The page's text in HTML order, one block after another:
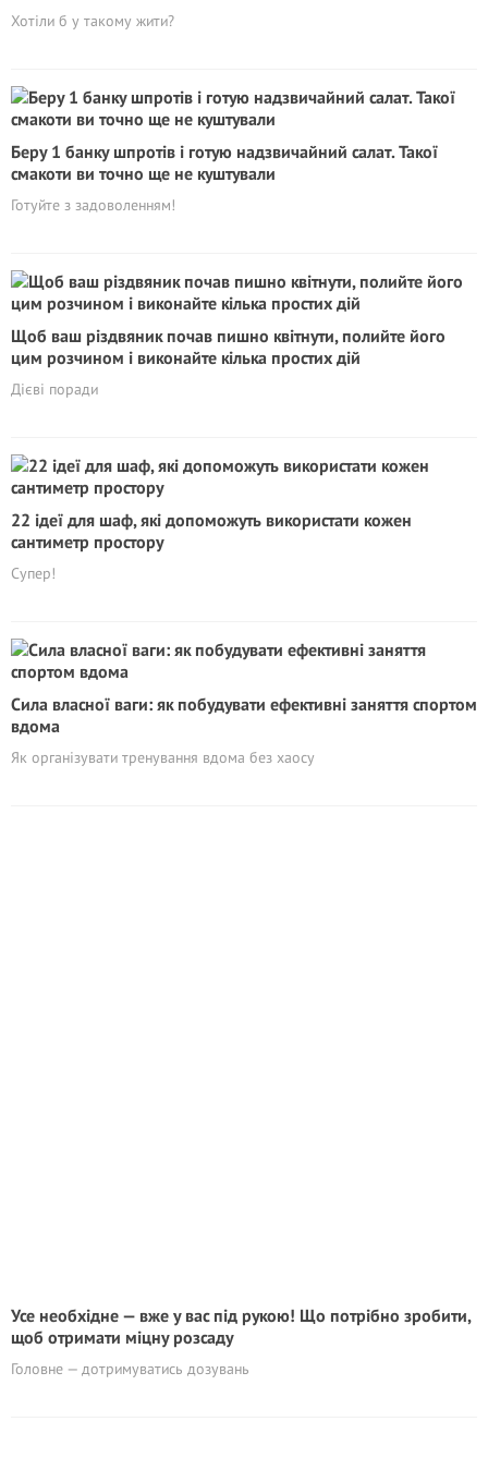
Хотіли б у такому жити?
Беру 1 банку шпротів і готую надзвичайний салат. Такої
смакоти ви точно ще не куштували
Готуйте з задоволенням!
Щоб ваш різдвяник почав пишно квітнути, полийте його
цим розчином і виконайте кілька простих дій
Дієві поради
22 ідеї для шаф, які допоможуть використати кожен
сантиметр простору
Супер!
Сила власної ваги: як побудувати ефективні заняття спортом
вдома
Як організувати тренування вдома без хаосу
Усе необхідне — вже у вас під рукою! Що потрібно зробити,
щоб отримати міцну розсаду
Головне — дотримуватись дозувань